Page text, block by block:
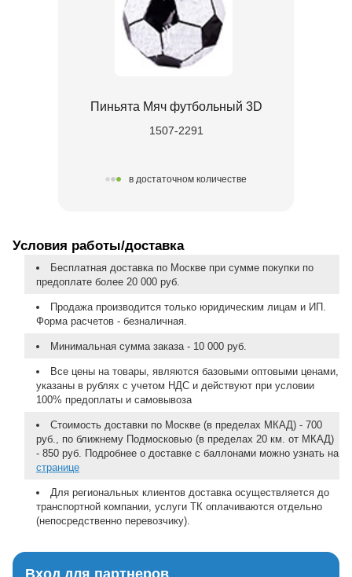
Пиньята Мяч футбольный 3D
1507-2291
в достаточном количестве
Условия работы/доставка
Бесплатная доставка по Москве при сумме покупки по
предоплате более 20 000 руб.
Продажа производится только юридическим лицам и ИП.
Форма расчетов - безналичная.
Минимальная сумма заказа - 10 000 руб.
Все цены на товары, являются базовыми оптовыми ценами,
указаны в рублях с учетом НДС и действуют при условии
100% предоплаты и самовывоза
Стоимость доставки по Москве (в пределах МКАД) - 700
руб., по ближнему Подмосковью (в пределах 20 км. от МКАД)
- 850 руб. Подробнее о доставке с баллонами можно узнать на
странице
Для региональных клиентов доставка осуществляется до
транспортной компании, услуги ТК оплачиваются отдельно
(непосредственно перевозчику).